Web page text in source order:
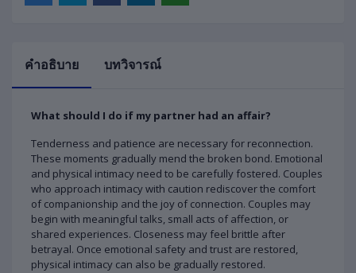
คำอธิบาย บทวิจารณ์
What should I do if my partner had an affair?
Tenderness and patience are necessary for reconnection.
These moments gradually mend the broken bond. Emotional
and physical intimacy need to be carefully fostered. Couples
who approach intimacy with caution rediscover the comfort
of companionship and the joy of connection. Couples may
begin with meaningful talks, small acts of affection, or
shared experiences. Closeness may feel brittle after
betrayal. Once emotional safety and trust are restored,
physical intimacy can also be gradually restored.